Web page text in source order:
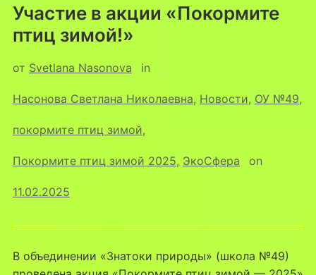
Участие в акции «Покормите
птиц зимой!»
от Svetlana Nasonova in
Насонова Светлана Николаевна, Новости, ОУ №49,
покормите птиц зимой,
Покормите птиц зимой 2025, ЭкоСфера on
11.02.2025
В объединении «Знатоки природы» (школа №49)